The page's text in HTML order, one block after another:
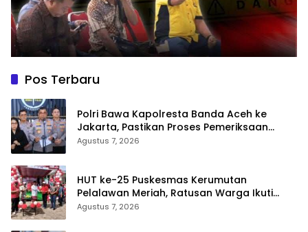
Pos Terbaru
Polri Bawa Kapolresta Banda Aceh ke
Jakarta, Pastikan Proses Pemeriksaan
Profesional dan Transparan
Agustus 7, 2026
HUT ke-25 Puskesmas Kerumutan
Pelalawan Meriah, Ratusan Warga Ikuti
Jalan Santai dan Cek Kesehatan Gratis
Agustus 7, 2026